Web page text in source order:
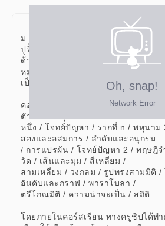
คอร์สคณิตศาสตร์พื้นฐานและคณิต
ม.ต้น เป็นคอร์สเรียนที่เน้นในส่วนของก
ปูพื้นฐานด้านเนื้อหาให้กับน้องๆ โดยมี
ด้วยกัน ซึ่งจะแบ่งออกเป็น 4 หมวด
หมู่ ได้แก่ พีชคณิต กราฟ เรขาคณิต ส
เป็น
คอร์สคณิตศาสตร์ ม.ต้น มีบทเรียน ดัง
ตัวเลข / พหุนาม 1 / สมการกำลัง
หนึ่ง / โจทย์ปัญหา / รากที่ n / พหุนาม
สองและอสมการ / ลำดับและอนุกรม
/ การแปรผัน / โจทย์ปัญหา 2 / ทฤษฎี
วัด / เส้นและมุม / สี่เหลี่ยม /
สามเหลี่ยม / วงกลม / รูปทรงสามมิติ
อันดับและกราฟ / พาราโบลา /
ตรีโกณมิติ / ความน่าจะเป็น / สถิติ
โดยภายในคอร์สเรียน ทางครูชิปได้ทำ